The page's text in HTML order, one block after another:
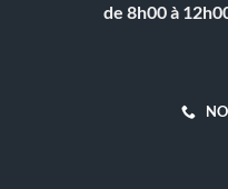
de 8h00 à